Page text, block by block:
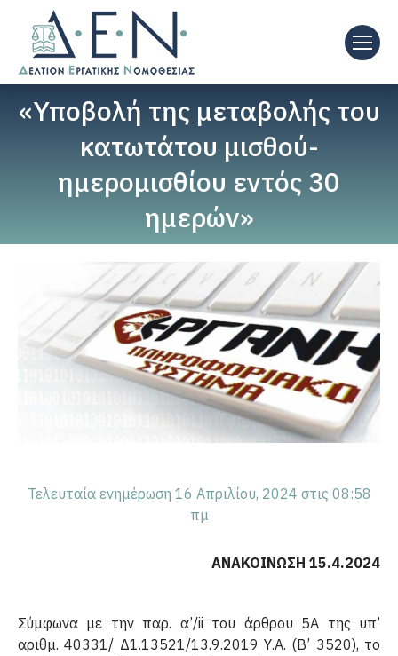
«Υποβολή της μεταβολής του
κατωτάτου μισθού-
ημερομισθίου εντός 30
ημερών»
Τελευταία ενημέρωση 16 Απριλίου, 2024 στις 08:58
πμ
ΑΝΑΚΟΙΝΩΣΗ 15.4.2024
Σύμφωνα με την παρ. α’/ii του άρθρου 5Α της υπ’
αριθμ. 40331/ Δ1.13521/13.9.2019 Υ.Α. (Β’ 3520), το